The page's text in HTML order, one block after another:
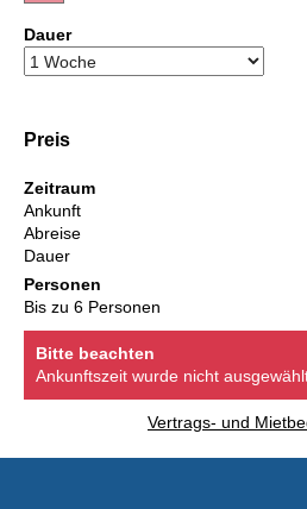
Dauer
Preis
Zeitraum
Ankunft
Abreise
Dauer
Personen
Bis zu 6 Personen
Bitte beachten
Ankunftszeit wurde nicht
Vertrags- und